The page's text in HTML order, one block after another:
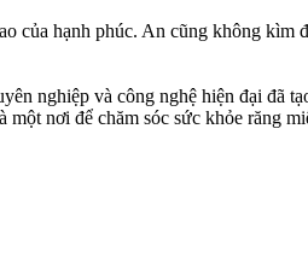
hạnh phúc. An cũng không
nghiệp và công nghệ hiện đại đã
một nơi để chăm sóc sức khỏe